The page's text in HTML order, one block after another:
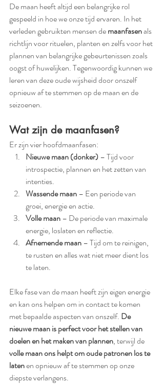
De maan heeft altijd een belangrijke rol
gespeeld in hoe we onze tijd ervaren. In het
verleden gebruikten mensen de maanfasen als
richtlijn voor rituelen, planten en zelfs voor het
plannen van belangrijke gebeurtenissen zoals
oogst of huwelijken. Tegenwoordig kunnen we
leren van deze oude wijsheid door onszelf
opnieuw af te stemmen op de maan en de
seizoenen.
Wat zijn de maanfasen?
Er zijn vier hoofdmaanfasen:
Nieuwe maan (donker) – Tijd voor
introspectie, plannen en het zetten van
intenties.
Wassende maan – Een periode van
groei, energie en actie.
Volle maan – De periode van maximale
energie, loslaten en reflectie.
Afnemende maan – Tijd om te reinigen,
te rusten en alles wat niet meer dient los
te laten.
Elke fase van de maan heeft zijn eigen energie
en kan ons helpen om in contact te komen
met bepaalde aspecten van onszelf. De
nieuwe maan is perfect voor het stellen van
doelen en het maken van plannen, terwijl de
volle maan ons helpt om oude patronen los te
laten en opnieuw af te stemmen op onze
diepste verlangens.